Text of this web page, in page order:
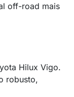
off-road mais
Hilux Vigo.
robusto,